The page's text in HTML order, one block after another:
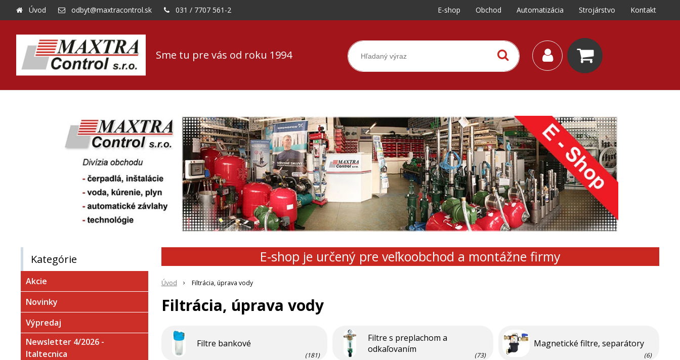
Sme tu pre vás od roku 1994
Úvod odbyt@maxtracontrol.sk 031 / 7707 561-2 E-shop Obchod Automatizácia Strojárstvo Kontakt
E-shop je určený pre veľkoobchod a montážne firmy
Úvod Filtrácia, úprava vody
Filtrácia, úprava vody
Filtre bankové
(181)
Filtre s preplachom a
odkaľovaním
(73)
Magnetické filtre, separátory
(6)
Kategórie
Akcie
Novinky
Výpredaj
Newsletter 4/2026 -
Italtecnica